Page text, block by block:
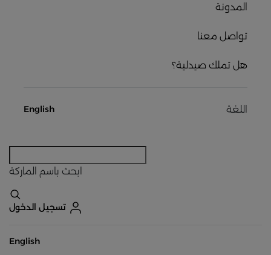
المدونة
تواصل معنا
هل تملك صيدلية؟
اللغة English
ابحث باسم الماركة
تسجيل الدخول
English